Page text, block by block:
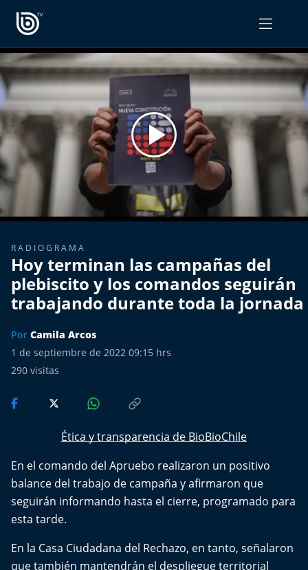
PROGRAMAS
Expreso Bío Bío
Podría Ser Peor
La Entrevista de Tomás Mosciatti
Entrevistas BioBioTV
Comentarios de Tomás Mosciatti
Más de Ti Podcast
Realizadores
Más de 100 Días
Tu Mereces Ser Feliz
Efemérides
OPINIÓN
PODCAST RADIOGRAMA
RADIOGRAMA
Hoy terminan las campañas del
plebiscito y los comandos seguirán
trabajando durante toda la jornada
Por Camila Arcos
1 de septiembre de 2022 09:15 hrs
290 visitas
Ética y transparencia de BioBioChile
En el comando del Apruebo realizaron un positivo
balance del trabajo de campaña y afirmaron que
seguirán informando hasta el cierre, programado para
esta tarde.
En la Casa Ciudadana del Rechazo, en tanto, señalaron
que también mantendrán el despliegue territorial